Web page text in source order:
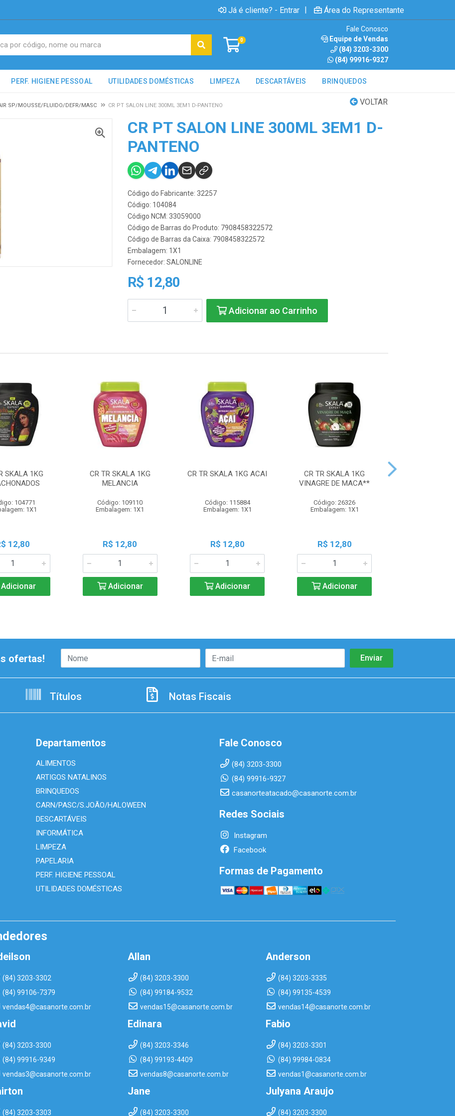
Já é cliente? - Entrar | Área do Representante
0
Fale Conosco
Equipe de Vendas
(84) 3203-3300
(84) 99916-9327
PERF. HIGIENE PESSOAL UTILIDADES DOMÉSTICAS LIMPEZA DESCARTÁVEIS BRINQUEDOS
VOLTAR
SP/MOUSSE/FLUIDO/DEFR/MASC CR PT SALON LINE 300ML 3EM1 D-PANTENO
CR PT SALON LINE 300ML 3EM1 D-
PANTENO
Código do Fabricante: 32257
Código: 104084
Código NCM: 33059000
Código de Barras do Produto: 7908458322572
Código de Barras da Caixa: 7908458322572
Embalagem: 1X1
Fornecedor: SALONLINE
R$ 12,80
Adicionar ao Carrinho
SKALA 1KG
104771
1X1
12,80
CR TR SKALA 1KG
MELANCIA
Código: 109110
Embalagem: 1X1
R$ 12,80
Adicionar
CR TR SKALA 1KG ACAI
Código: 115884
Embalagem: 1X1
R$ 12,80
Adicionar
CR TR SKALA 1KG
VINAGRE DE MACA**
Código: 26326
Embalagem: 1X1
R$ 12,80
Adicionar
ofertas!
Títulos Notas Fiscais
Departamentos
ALIMENTOS
ARTIGOS NATALINOS
BRINQUEDOS
CARN/PASC/S.JOÃO/HALOWEEN
DESCARTÁVEIS
INFORMÁTICA
LIMPEZA
PAPELARIA
PERF. HIGIENE PESSOAL
UTILIDADES DOMÉSTICAS
Fale Conosco
(84) 3203-3300
(84) 99916-9327
casanorteatacado@casanorte.com.br
Redes Sociais
Instagram
Facebook
Formas de Pagamento
(84) 3203-3302
(84) 99106-7379
vendas4@casanorte.com.br
Allan
(84) 3203-3300
(84) 99184-9532
vendas15@casanorte.com.br
Anderson
(84) 3203-3335
(84) 99135-4539
vendas14@casanorte.com.br
(84) 3203-3300
(84) 99916-9349
vendas3@casanorte.com.br
Edinara
(84) 3203-3346
(84) 99193-4409
vendas8@casanorte.com.br
Fabio
(84) 3203-3301
(84) 99984-0834
vendas1@casanorte.com.br
(84) 3203-3303
Jane
(84) 3203-3300
Julyana Araujo
(84) 3203-3300